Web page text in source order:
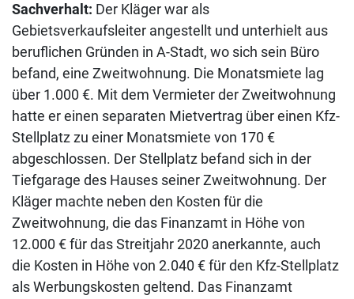
Sachverhalt: Der Kläger war als
Gebietsverkaufsleiter angestellt und unterhielt aus
beruflichen Gründen in A-Stadt, wo sich sein Büro
befand, eine Zweitwohnung. Die Monatsmiete lag
über 1.000 €. Mit dem Vermieter der Zweitwohnung
hatte er einen separaten Mietvertrag über einen Kfz-
Stellplatz zu einer Monatsmiete von 170 €
abgeschlossen. Der Stellplatz befand sich in der
Tiefgarage des Hauses seiner Zweitwohnung. Der
Kläger machte neben den Kosten für die
Zweitwohnung, die das Finanzamt in Höhe von
12.000 € für das Streitjahr 2020 anerkannte, auch
die Kosten in Höhe von 2.040 € für den Kfz-Stellplatz
als Werbungskosten geltend. Das Finanzamt